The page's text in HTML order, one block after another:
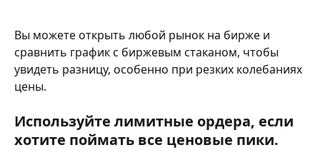
Вы можете открыть любой рынок на бирже и
сравнить график с биржевым стаканом, чтобы
увидеть разницу, особенно при резких колебаниях
цены.
Используйте лимитные ордера, если
хотите поймать все ценовые пики.